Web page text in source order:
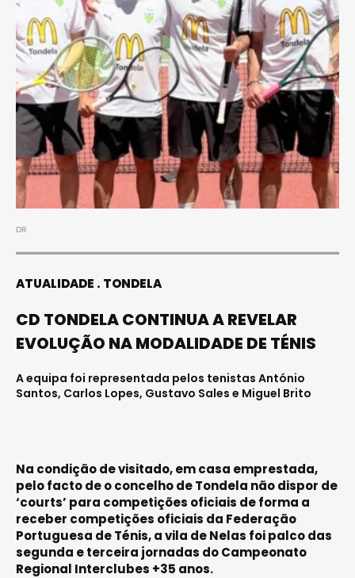
DR
ATUALIDADE TONDELA
CD TONDELA CONTINUA A REVELAR
EVOLUÇÃO NA MODALIDADE DE TÉNIS
A equipa foi representada pelos tenistas António
Santos, Carlos Lopes, Gustavo Sales e Miguel Brito
Na condição de visitado, em ca­sa emprestada,
pelo facto de o concelho de Tondela não dispor de
‘courts’ para competições oficiais de forma a
receber compe­tições oficiais da Federação
Portuguesa de Ténis, a vila de Nelas foi palco das
segunda e terceira jornadas do Campeonato
Regional Interclubes +35 anos.